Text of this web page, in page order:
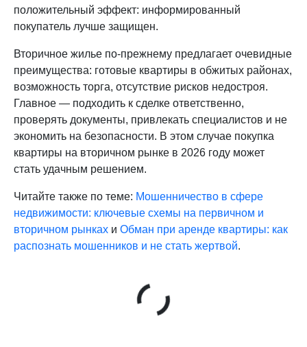
положительный эффект: информированный
покупатель лучше защищен.
Вторичное жилье по-прежнему предлагает очевидные
преимущества: готовые квартиры в обжитых районах,
возможность торга, отсутствие рисков недостроя.
Главное — подходить к сделке ответственно,
проверять документы, привлекать специалистов и не
экономить на безопасности. В этом случае покупка
квартиры на вторичном рынке в 2026 году может
стать удачным решением.
Читайте также по теме: Мошенничество в сфере
недвижимости: ключевые схемы на первичном и
вторичном рынках и Обман при аренде квартиры: как
распознать мошенников и не стать жертвой.